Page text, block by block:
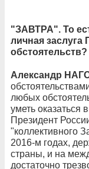
"ЗАВТРА". То
личная заслуга
обстоятельств?
Александр
любых
уметь оказаться
Президент
"коллективного
2016-м годах,
страны, и на
достаточно